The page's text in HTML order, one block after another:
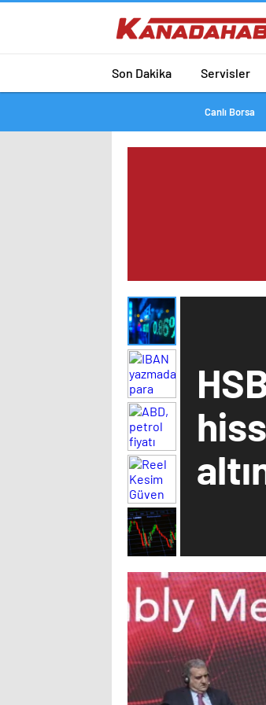
Son Dakika Servisler
Canlı Borsa